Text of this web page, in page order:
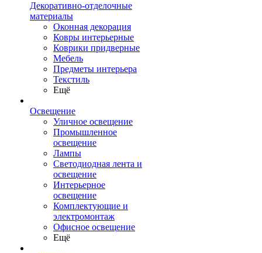
Декоративно-отделочные
материалы
Оконная декорация
Ковры интерьерные
Коврики придверные
Мебель
Предметы интерьера
Текстиль
Ещё
Освещение
Уличное освещение
Промышленное
освещение
Лампы
Светодиодная лента и
освещение
Интерьерное
освещение
Комплектующие и
электромонтаж
Офисное освещение
Ещё